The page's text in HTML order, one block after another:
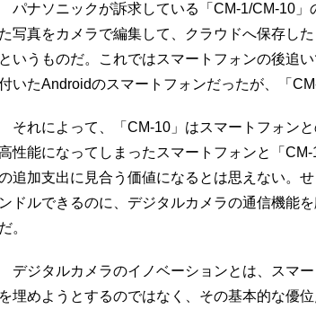
パナソニックが訴求している「CM-1/CM-10」
た写真をカメラで編集して、クラウドへ保存し
というものだ。これではスマートフォンの後追
いたAndroidのスマートフォンだったが、「
それによって、「CM-10」はスマートフォンと
性能になってしまったスマートフォンと「
追加支出に見合う価値になるとは思えない。
ンドルできるのに、デジタルカメラの通信機能
だ。
デジタルカメラのイノベーションとは、スマ
を埋めようとするのではなく、その基本的な優